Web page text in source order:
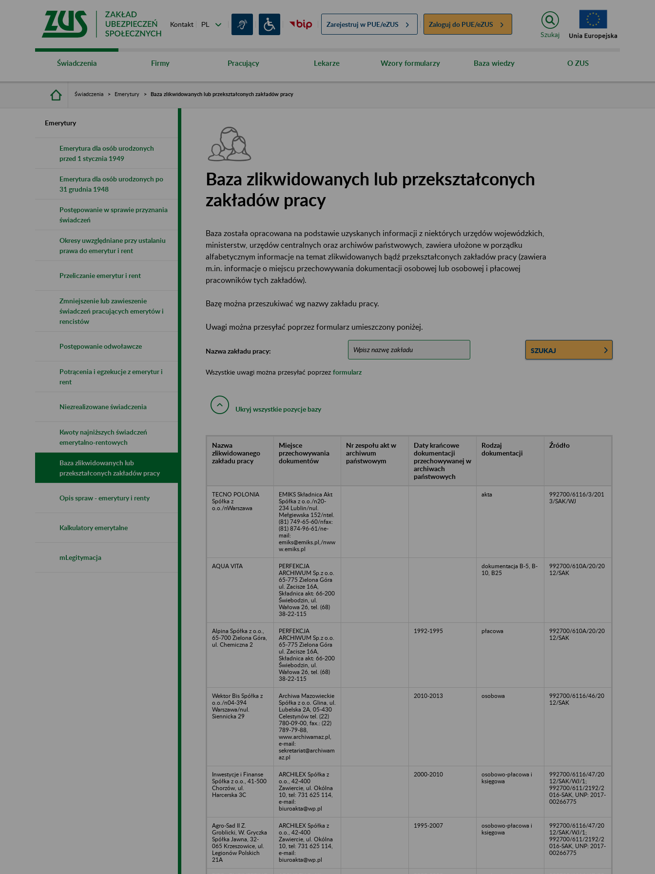
Kontakt Zarejestruj w PUE/eZUS Zaloguj do PUE/eZUS
Szukaj
Świadczenia Firmy Pracujący Lekarze Wzory formularzy Baza wiedzy O ZUS
Świadczenia Emerytury Baza zlikwidowanych lub przekształconych zakładów pracy
Emerytury
Emerytura dla osób urodzonych
przed 1 stycznia 1949
Emerytura dla osób urodzonych po
31 grudnia 1948
Postępowanie w sprawie przyznania
świadczeń
Okresy uwzględniane przy ustalaniu
prawa do emerytur i rent
Przeliczanie emerytur i rent
Zmniejszenie lub zawieszenie
świadczeń pracujących emerytów i
rencistów
Postępowanie odwoławcze
Potrącenia i egzekucje z emerytur i
rent
Niezrealizowane świadczenia
Kwoty najniższych świadczeń
emerytalno-rentowych
Baza zlikwidowanych lub
przekształconych zakładów pracy
Opis spraw - emerytury i renty
Kalkulatory emerytalne
mLegitymacja
Baza zlikwidowanych lub przekształconych
zakładów pracy
Baza została opracowana na podstawie uzyskanych informacji z niektórych urzędów wojewódzkich,
ministerstw, urzędów centralnych oraz archiwów państwowych, zawiera ułożone w porządku
alfabetycznym informacje na temat zlikwidowanych bądź przekształconych zakładów pracy (zawiera
m.in. informacje o miejscu przechowywania dokumentacji osobowej lub osobowej i płacowej
pracowników tych zakładów).
Bazę można przeszukiwać wg nazwy zakładu pracy.
Uwagi można przesyłać poprzez formularz umieszczony poniżej.
Nazwa zakładu pracy: SZUKAJ
Wszystkie uwagi można przesyłać poprzez formularz
Ukryj wszystkie pozycje bazy
Nazwa
zlikwidowanego
zakładu pracy
Miejsce
przechowywania
dokumentów
Nr zespołu akt w
archiwum
państwowym
Daty krańcowe
dokumentacji
przechowywanej w
archiwach
państwowych
Rodzaj
dokumentacji
Źródło
TECNO POLONIA
Spółka z
o.o./nWarszawa
EMIKS Składnica Akt
Spółka z o.o./n20-
234 Lublin/nul.
Mełgiewska 152/ntel.
(81) 749-65-60/nfax:
(81) 874-96-61/ne-
mail:
emiks@emiks.pl,/nww
w.emiks.pl
akta
992700/6116/3/201
3/SAK/WJ
AQUA VITA
PERFEKCJA
ARCHIWUM Sp.z o.o.
65-775 Zielona Góra
ul. Zacisze 16A,
Składnica akt: 66-200
Świebodzin, ul.
Wałowa 26, tel. (68)
38-22-115
dokumentacja B-5, B-
10, B25
992700/610A/20/20
12/SAK
Alpina Spółka z o.o.,
65-700 Zielona Góra,
ul. Chemiczna 2
PERFEKCJA
ARCHIWUM Sp.z o.o.
65-775 Zielona Góra
ul. Zacisze 16A,
Składnica akt: 66-200
Świebodzin, ul.
Wałowa 26, tel. (68)
38-22-115
1992-1995 płacowa
992700/610A/20/20
12/SAK
Wektor Bis Spółka z
o.o./n04-394
Warszawa/nul.
Siennicka 29
Archiwa Mazowieckie
Spółka z o.o. Glina, ul.
Lubelska 2A, 05-430
Celestynów tel. (22)
780-09-00, fax.: (22)
789-79-88,
www.archiwamaz.pl,
e-mail:
sekretariat@archiwam
az.pl
2010-2013 osobowa
992700/6116/46/20
12/SAK
Inwestycje i Finanse
Spółka z o.o., 41-500
Chorzów, ul.
Harcerska 3C
ARCHILEX Spółka z
o.o., 42-400
Zawiercie, ul. Okólna
10, tel: 731 625 114,
e-mail:
biuroakta@wp.pl
2000-2010
osobowo-płacowa i
księgowa
992700/6116/47/20
12/SAK/WJ/1;
992700/611/2192/2
016-SAK, UNP: 2017-
00266775
Agro-Sad II Z.
Groblicki, W. Gryczka
Spółka Jawna, 32-
065 Krzeszowice, ul.
Legionów Polskich
21A
ARCHILEX Spółka z
o.o., 42-400
Zawiercie, ul. Okólna
10, tel: 731 625 114,
e-mail:
biuroakta@wp.pl
1995-2007
osobowo-płacowa i
księgowa
992700/6116/47/20
12/SAK/WJ/1;
992700/611/2192/2
016-SAK, UNP: 2017-
00266775